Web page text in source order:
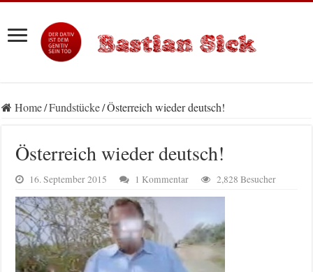
Home/Fundstücke/Österreich wieder deutsch!
Österreich wieder deutsch!
16. September 2015 1 Kommentar 2,828 Besucher